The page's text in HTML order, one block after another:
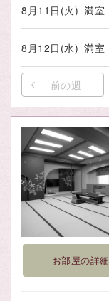
8月11日(火) 満室
8月12日(水) 満室
前の週
お部屋の詳細